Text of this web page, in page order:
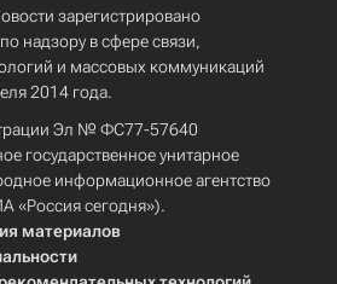
зарегистрировано
надзору в сфере связи,
и массовых коммуникаций
2014 года.
Эл № ФС77-57640
государственное унитарное
информационное агентство
«Россия сегодня»).
материалов